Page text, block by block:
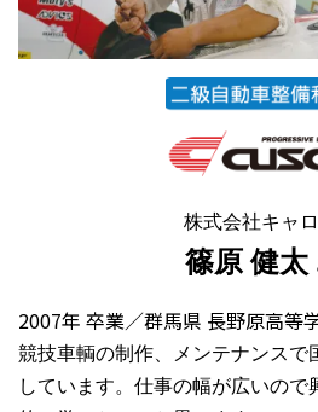
株式会社キャ
篠原 健太
2007年 卒業／群馬県 長野原高等
競技車輌の制作、メンテナンスで
しています。仕事の幅が広いの